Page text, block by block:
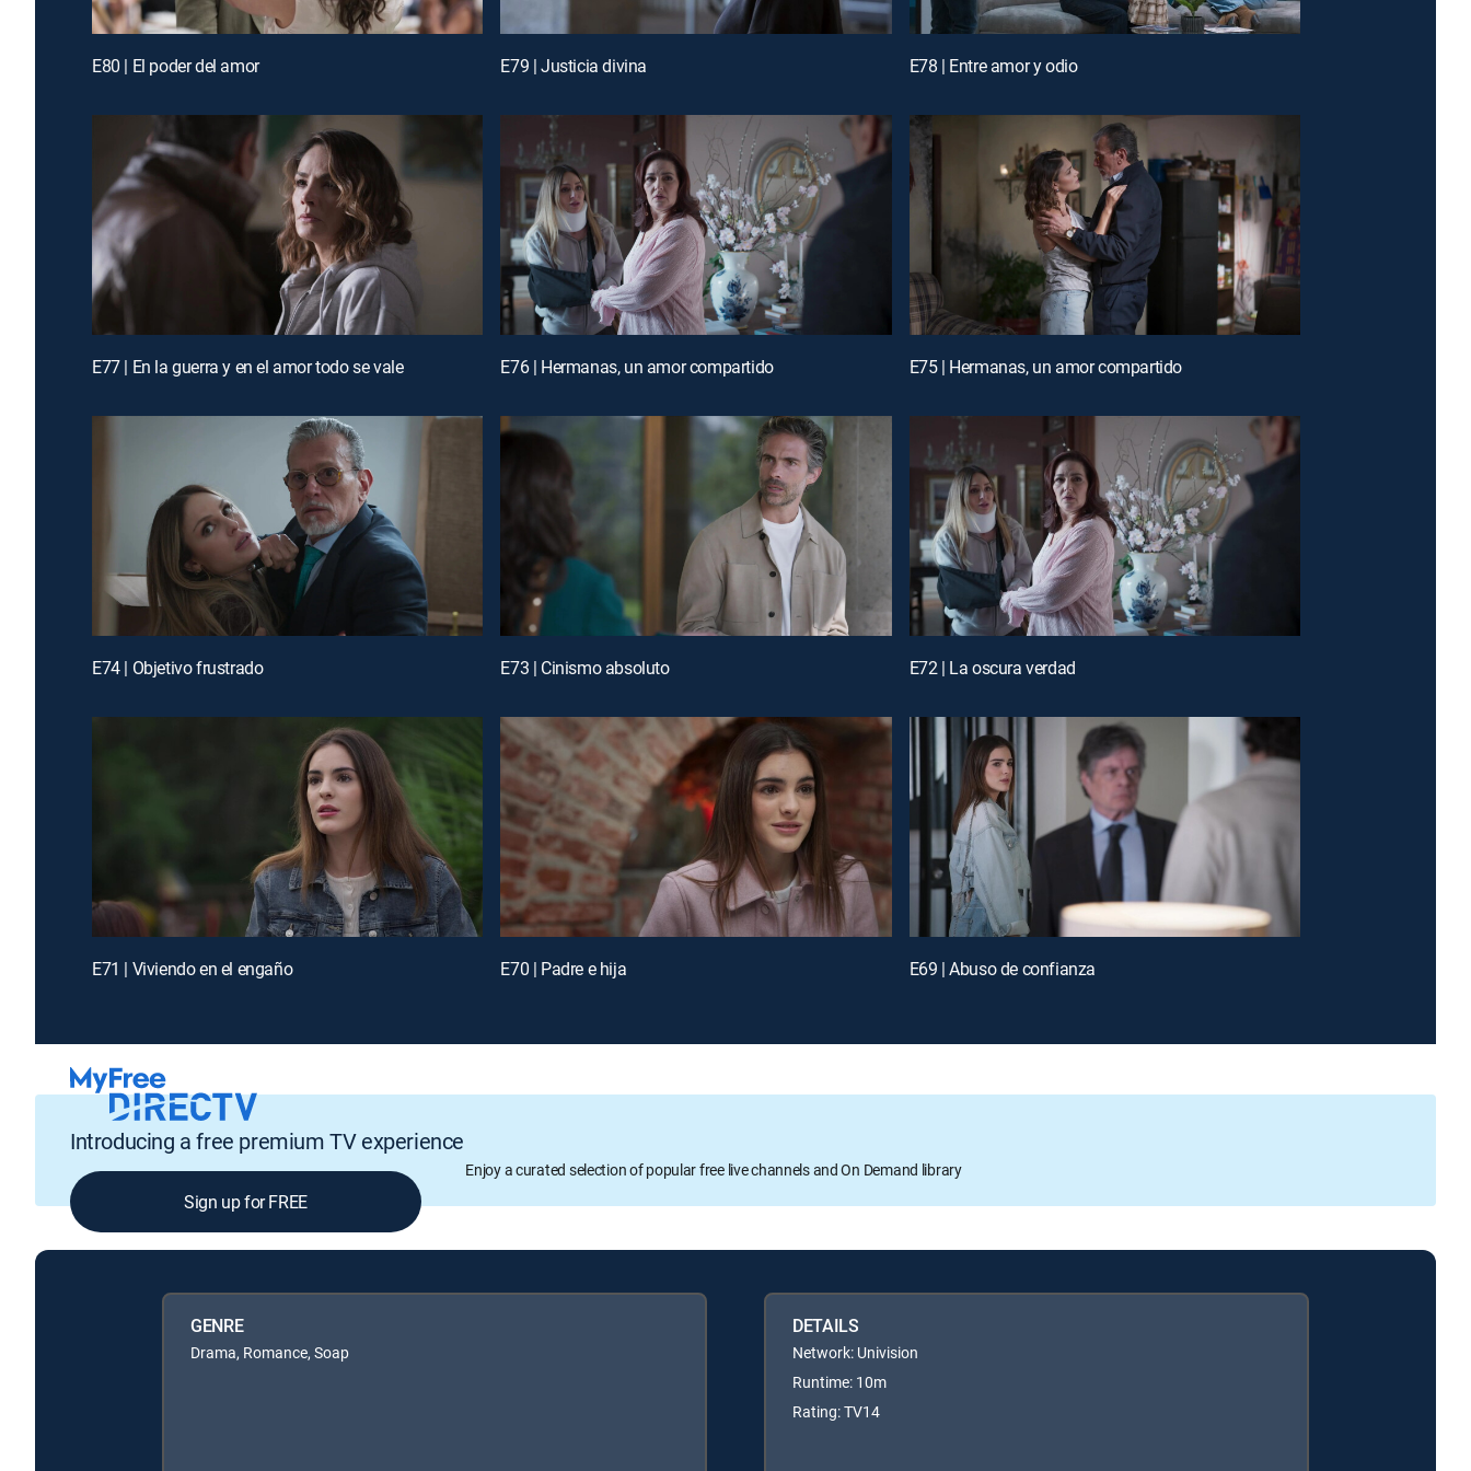
E80 | El poder del amor E79 | Justicia divina E78 | Entre amor y odio
E77 | En la guerra y en el amor todo se vale E76 | Hermanas, un amor compartido E75 | Hermanas, un amor compartido
E74 | Objetivo frustrado E73 | Cinismo absoluto E72 | La oscura verdad
E71 | Viviendo en el engaño E70 | Padre e hija E69 | Abuso de confianza
Introducing a free premium TV experience
Enjoy a curated selection of popular free live channels and On Demand library
Sign up for FREE
GENRE
Drama, Romance, Soap
DETAILS
Network: Univision
Runtime: 10m
Rating: TV14